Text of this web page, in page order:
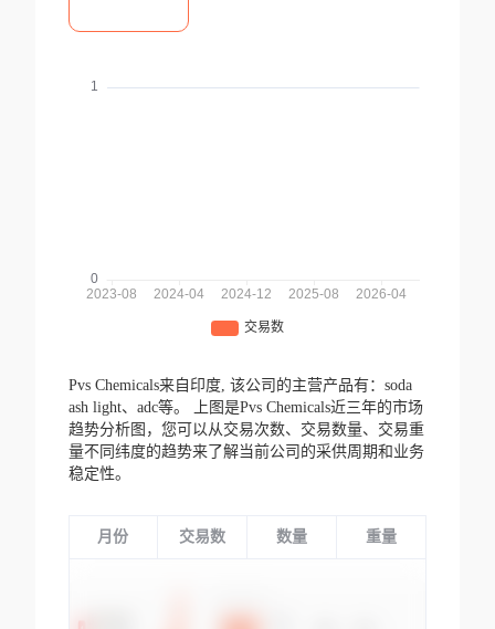
Pvs Chemicals来自印度, 该公司的主营产品有：soda
ash light、adc等。
上图是Pvs Chemicals近三年的市场
趋势分析图，您可以从交易次数、交易数量、交易重
量不同纬度的趋势来了解当前公司的采供周期和业务
稳定性。
月份 交易数 数量 重量